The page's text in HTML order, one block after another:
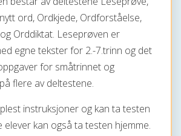
ord, Ordkjede, Ordforståelse,
Orddiktat. Leseprøven er
egne tekster for 2.-7.trinn og det
for småtrinnet og
flere av deltestene.
instruksjoner og kan ta testen
elever kan også ta testen hjemme.